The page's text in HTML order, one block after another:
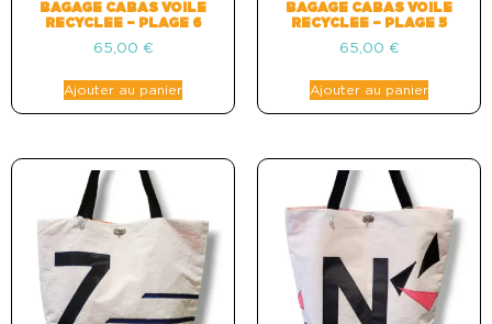
BAGAGE CABAS VOILE
RECYCLEE – PLAGE 6
65,00 €
Ajouter au panier
BAGAGE CABAS VOILE
RECYCLEE – PLAGE 5
65,00 €
Ajouter au panier